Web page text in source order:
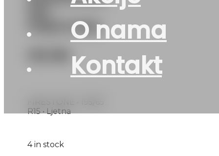
O nama
Kontakt
FIRESTONE
R15 • Ljetna
4 in stock